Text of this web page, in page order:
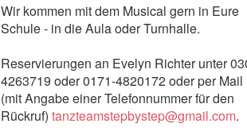
Wir kommen mit dem Musical gern in Eure
Schule - in die Aula oder Turnhalle.
Reservierungen an Evelyn Richter unter
4263719 oder 0171-4820172 oder per Mail
(mit Angabe einer Telefonnummer für den
Rückruf) tanzteamstepbystep@gmail.com.